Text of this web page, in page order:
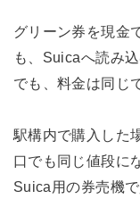
グリーン券を現金
も、Suicaへ読み
でも、料金は同じ
駅構内で購入した
口でも同じ値段に
Suica用の券売機